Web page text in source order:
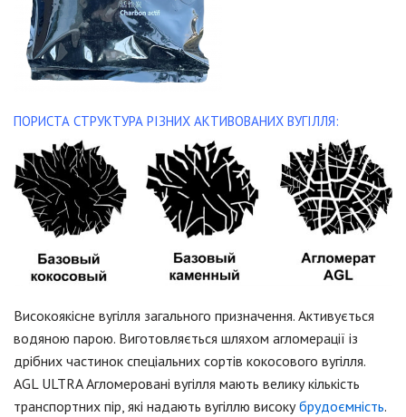
ПОРИСТА СТРУКТУРА РІЗНИХ АКТИВОВАНИХ ВУГІЛЛЯ:
Високоякісне вугілля загального призначення. Активується
водяною парою. Виготовляється шляхом агломерації із
дрібних частинок спеціальних сортів кокосового вугілля.
AGL ULTRA Агломеровані вугілля мають велику кількість
транспортних пір, які надають вугіллю високубрудоємність.